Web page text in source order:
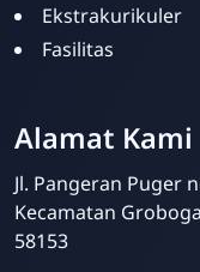
Ekstrakurikuler
Fasilitas
Alamat Kami
Jl. Pangeran Puger
Kecamatan
58153